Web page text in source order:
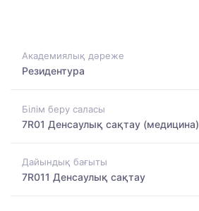
Академиялық дәреже
Резидентура
Білім беру саласы
7R01 Денсаулық сақтау (медицина)
Дайындық бағыты
7R011 Денсаулық сақтау